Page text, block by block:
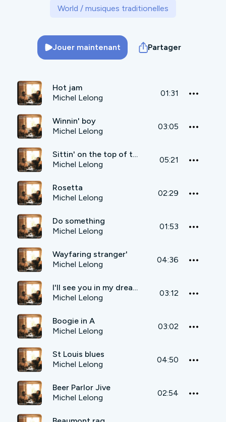
World / musiques traditionelles
Jouer maintenant Partager
Hot jam
Michel Lelong
01:31
Winnin' boy
Michel Lelong
03:05
Sittin' on the top of the world
Michel Lelong
05:21
Rosetta
Michel Lelong
02:29
Do something
Michel Lelong
01:53
Wayfaring stranger'
Michel Lelong
04:36
I'll see you in my dream
Michel Lelong
03:12
Boogie in A
Michel Lelong
03:02
St Louis blues
Michel Lelong
04:50
Beer Parlor Jive
Michel Lelong
02:54